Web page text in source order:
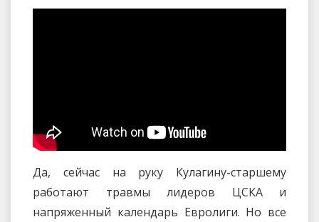
Да, сейчас на руку Кулагину-старшему
работают травмы лидеров ЦСКА и
напряженный календарь Евролиги. Но все